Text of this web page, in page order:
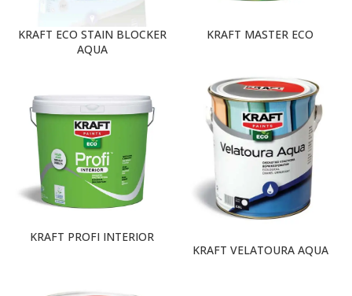
KRAFT ECO STAIN BLOCKER
AQUA
KRAFT MASTER ECO
KRAFT PROFI INTERIOR
KRAFT VELATOURA AQUA